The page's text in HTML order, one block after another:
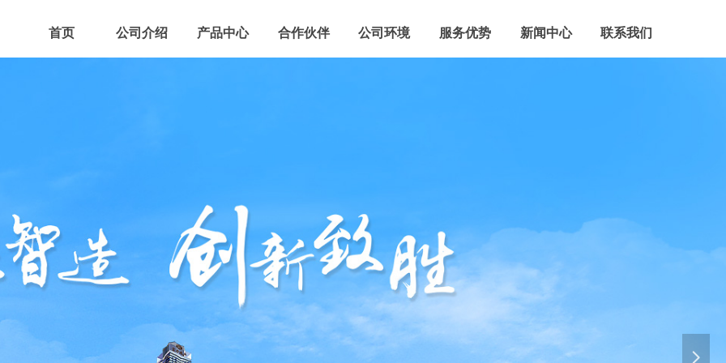
首页 公司介绍 产品中心 合作伙伴 公司环境 服务优势 新闻中心 联系我们
넲